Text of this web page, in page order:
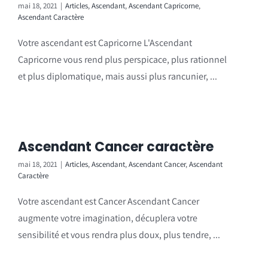
mai 18, 2021 | Articles,Ascendant,Ascendant Capricorne,
Ascendant Caractère
Votre ascendant est Capricorne L'Ascendant
Capricorne vous rend plus perspicace, plus rationnel
et plus diplomatique, mais aussi plus rancunier, ...
Ascendant Cancer caractère
mai 18, 2021 | Articles,Ascendant,Ascendant Cancer,Ascendant
Caractère
Votre ascendant est Cancer Ascendant Cancer
augmente votre imagination, décuplera votre
sensibilité et vous rendra plus doux, plus tendre, ...